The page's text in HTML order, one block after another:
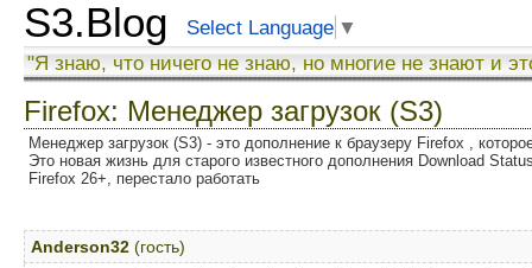
S3.Blog Select Language ▼
"Я знаю, что ничего не знаю, но многие не знают и
Firefox: Менеджер загрузок (S3)
Менеджер загрузок (S3) - это дополнение к браузеру Firefox ,
Это новая жизнь для старого известного дополнения Download
Firefox 26+, перестало работать
Anderson32 (гость)